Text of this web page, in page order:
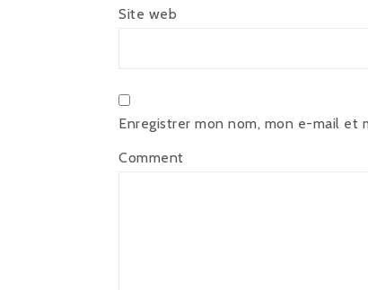
Site web
Enregistrer mon nom, mon e-mail et
Comment